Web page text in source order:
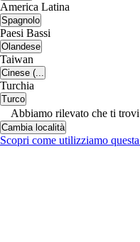
America Latina
Spagnolo
Paesi Bassi
Olandese
Taiwan
Cinese (...
Turchia
Turco
Abbiamo rilevato che ti
Cambia località
Scopri come utilizziamo